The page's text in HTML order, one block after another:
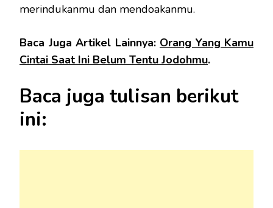
merindukanmu dan mendoakanmu.
Baca Juga Artikel Lainnya: Orang Yang Kamu
Cintai Saat Ini Belum Tentu Jodohmu.
Baca juga tulisan berikut
ini: